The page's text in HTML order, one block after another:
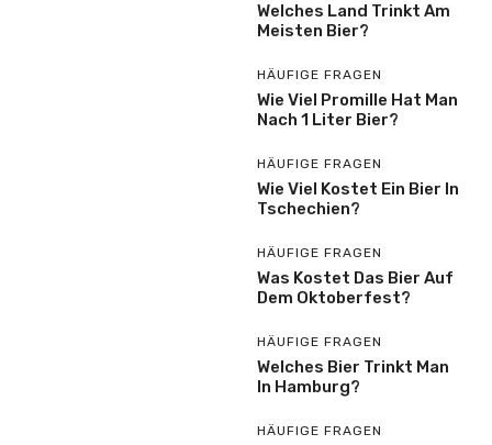
Welches Land Trinkt Am
Meisten Bier?
HÄUFIGE FRAGEN
Wie Viel Promille Hat Man
Nach 1 Liter Bier?
HÄUFIGE FRAGEN
Wie Viel Kostet Ein Bier In
Tschechien?
HÄUFIGE FRAGEN
Was Kostet Das Bier Auf
Dem Oktoberfest?
HÄUFIGE FRAGEN
Welches Bier Trinkt Man
In Hamburg?
HÄUFIGE FRAGEN